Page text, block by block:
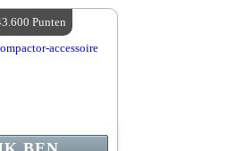
Beschikbare hoeveelheid :
Punten